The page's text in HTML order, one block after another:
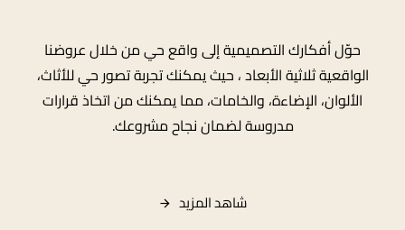
حوّل أفكارك التصميمية إلى واقع حي من خلال عروضنا
الواقعية ثلاثية الأبعاد ، حيث يمكنك تجربة تصور حي للأثاث،
الألوان، الإضاءة، والخامات، مما يمكنك من اتخاذ قرارات
مدروسة لضمان نجاح مشروعك.
شاهدالمزيد